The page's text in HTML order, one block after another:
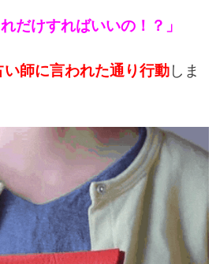
だけすればいいの！？」
い師に言われた通り行動しま